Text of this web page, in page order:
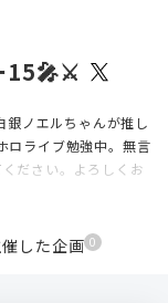
15🎤⚔️
ノエルちゃんが推し
ロライブ勉強中。無言
ださい。よろしくお
した企画 0